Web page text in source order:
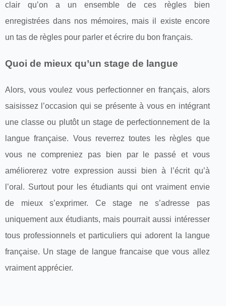
clair qu’on a un ensemble de ces règles bien
enregistrées dans nos mémoires, mais il existe encore
un tas de règles pour parler et écrire du bon français.
Quoi de mieux qu’un stage de langue
Alors, vous voulez vous perfectionner en français, alors
saisissez l’occasion qui se présente à vous en intégrant
une classe ou plutôt un stage de perfectionnement de la
langue française. Vous reverrez toutes les règles que
vous ne compreniez pas bien par le passé et vous
améliorerez votre expression aussi bien à l’écrit qu’à
l’oral. Surtout pour les étudiants qui ont vraiment envie
de mieux s’exprimer. Ce stage ne s’adresse pas
uniquement aux étudiants, mais pourrait aussi intéresser
tous professionnels et particuliers qui adorent la langue
française. Un stage de langue francaise que vous allez
vraiment apprécier.